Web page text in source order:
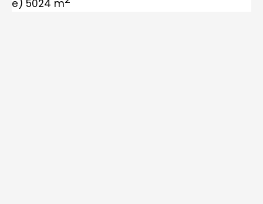
e) 5024 m